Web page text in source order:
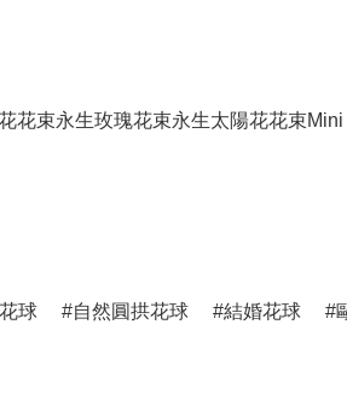
花束永生玫瑰花束永生太陽花花束
球 自然圓拱花球 結婚花球